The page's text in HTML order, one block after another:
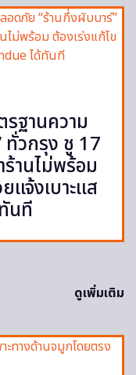
ฐานความ
ทั่วกรุง ชู 17
านไม่พร้อม
แจ้งเบาะแส
นที
ดูเพิ่มเติม